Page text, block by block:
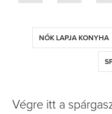
NŐK LAPJA KONYHA
Végre itt a